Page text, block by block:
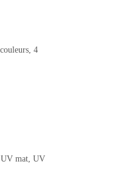
4
UV mat, UV